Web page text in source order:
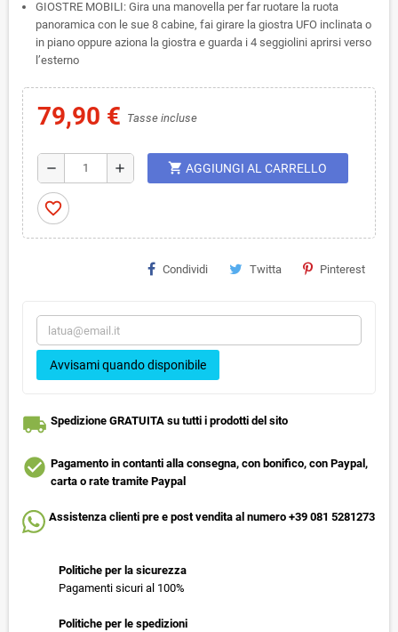
GIOSTRE MOBILI: Gira una manovella per far ruotare la ruota
panoramica con le sue 8 cabine, fai girare la giostra UFO inclinata o
in piano oppure aziona la giostra e guarda i 4 seggiolini aprirsi verso
l’esterno
79,90 € Tasse incluse
remove add shopping_cart AGGIUNGI AL CARRELLO
favorite_border
Condividi Twitta Pinterest
Avvisami quando disponibile
local_shipping Spedizione GRATUITA su tutti i prodotti del sito
check_circle Pagamento in contanti alla consegna, con bonifico, con Paypal,
carta o rate tramite Paypal
Assistenza clienti pre e post vendita al numero +39 081 5281273
Politiche per la sicurezza
Pagamenti sicuri al 100%
Politiche per le spedizioni